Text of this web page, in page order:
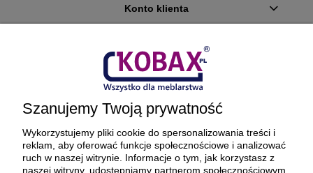
Konto klienta
Płatności i dostawa
Ciekawostki
O firmie
Szanujemy Twoją prywatność
Wykorzystujemy pliki cookie do spersonalizowania treści i
reklam, aby oferować funkcje społecznościowe i analizować
ruch w naszej witrynie. Informacje o tym, jak korzystasz z
naszej witryny, udostępniamy partnerom społecznościowym,